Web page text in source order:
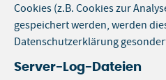
Cookies (z.B. Cookies zur
gespeichert werden, werden
Datenschutzerklärung
Server-Log-Dateien